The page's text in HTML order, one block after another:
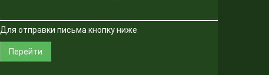
Для отправки письма кнопку ниже
Перейти